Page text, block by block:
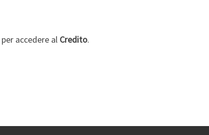
per accedere al Credito.